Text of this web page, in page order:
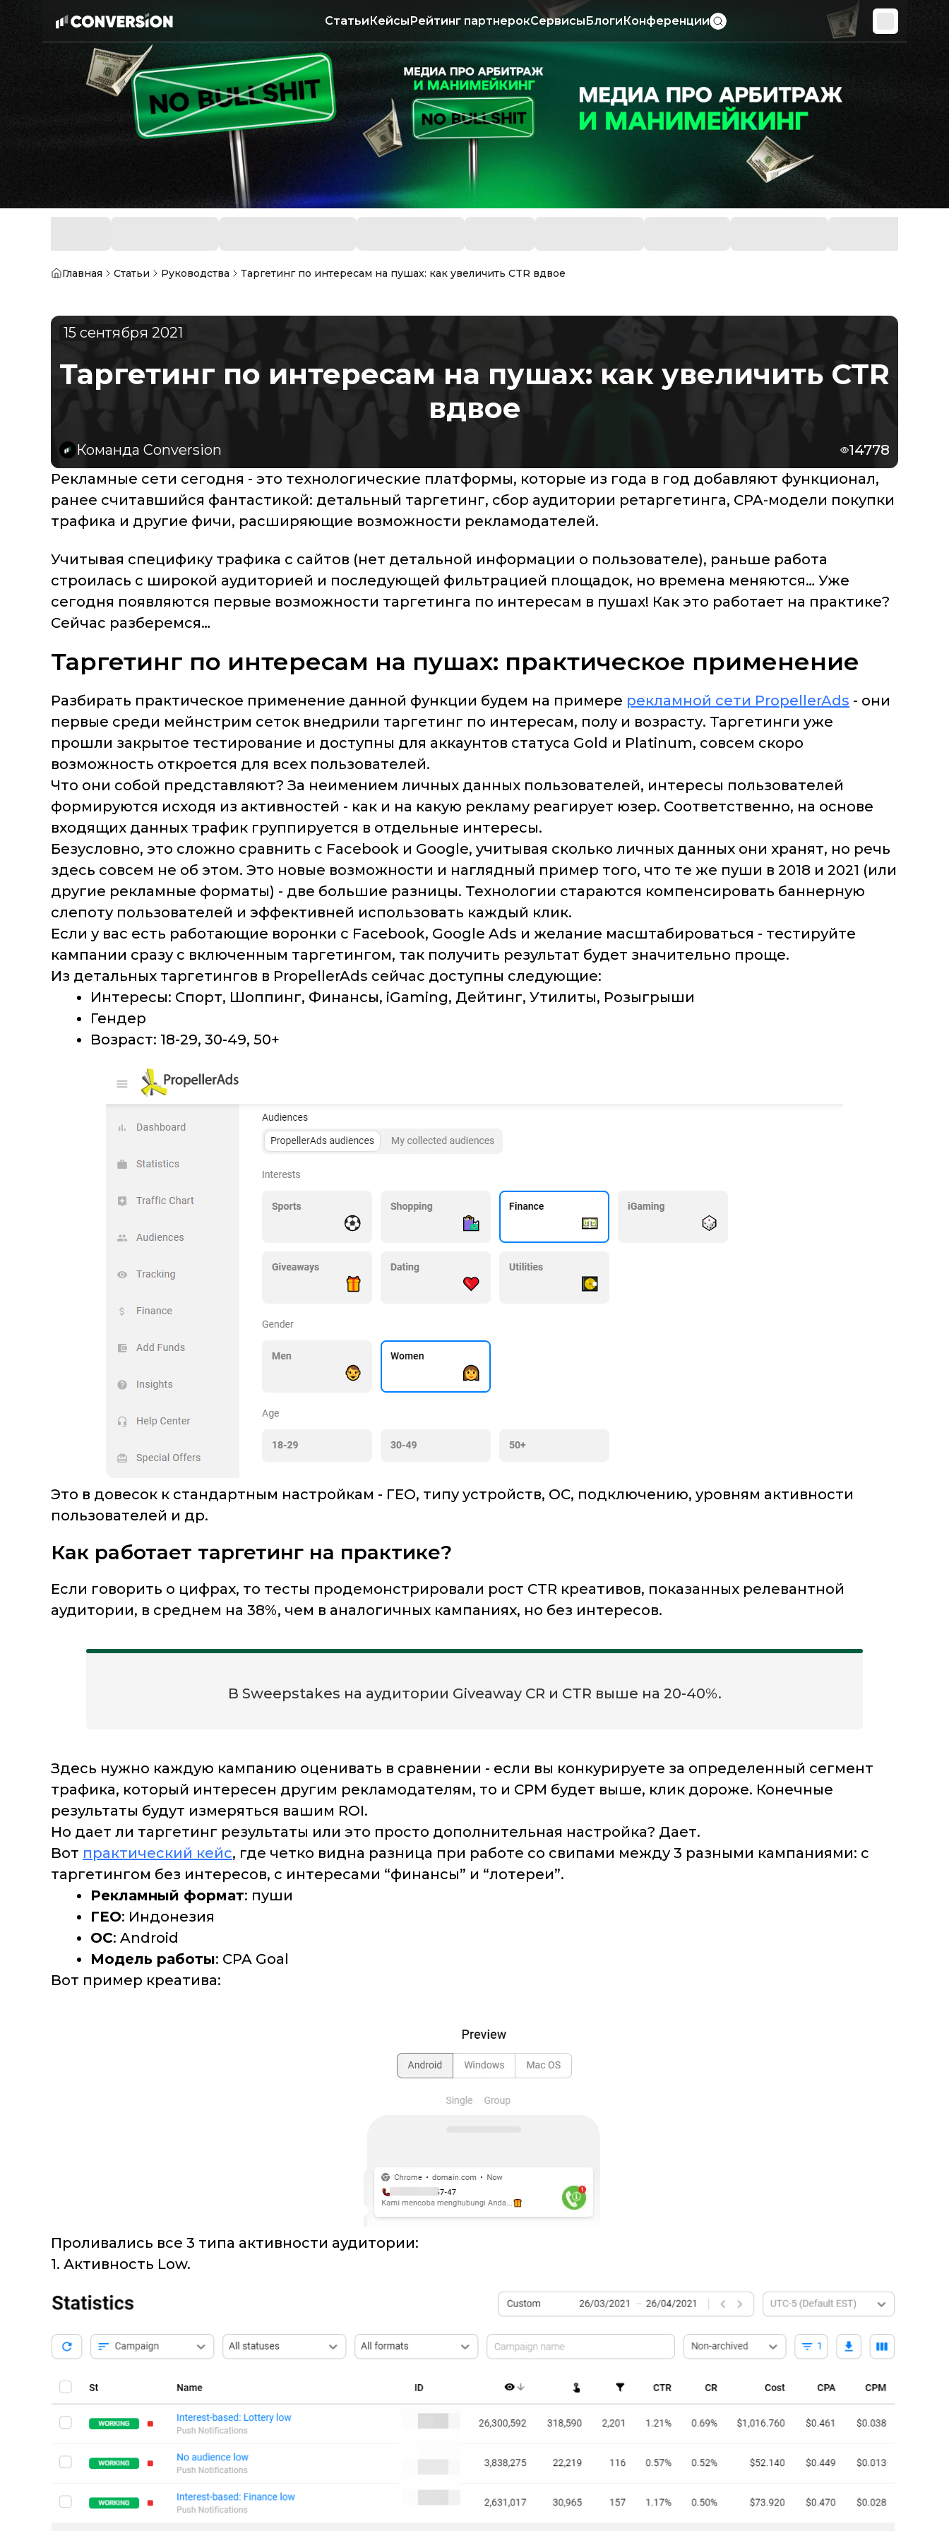
СтатьиКейсыРейтинг партнерокСервисыБлогиКонференции
Главная Статьи Руководства Таргетинг по интересам на пушах: как увеличить CTR вдвое
15 сентября 2021
Таргетинг по интересам на пушах: как увеличить CTR
вдвое
Команда Conversion
14778
Рекламные сети сегодня - это технологические платформы, которые из года в год добавляют функционал,
ранее считавшийся фантастикой: детальный таргетинг, сбор аудитории ретаргетинга, CPA-модели покупки
трафика и другие фичи, расширяющие возможности рекламодателей.
Учитывая специфику трафика с сайтов (нет детальной информации о пользователе), раньше работа
строилась с широкой аудиторией и последующей фильтрацией площадок, но времена меняются… Уже
сегодня появляются первые возможности таргетинга по интересам в пушах! Как это работает на практике?
Сейчас разберемся…
Таргетинг по интересам на пушах: практическое применение
Разбирать практическое применение данной функции будем на примере рекламной сети PropellerAds - они
первые среди мейнстрим сеток внедрили таргетинг по интересам, полу и возрасту. Таргетинги уже
прошли закрытое тестирование и доступны для аккаунтов статуса Gold и Platinum, совсем скоро
возможность откроется для всех пользователей.
Что они собой представляют? За неимением личных данных пользователей, интересы пользователей
формируются исходя из активностей - как и на какую рекламу реагирует юзер. Соответственно, на основе
входящих данных трафик группируется в отдельные интересы.
Безусловно, это сложно сравнить с Facebook и Google, учитывая сколько личных данных они хранят, но речь
здесь совсем не об этом. Это новые возможности и наглядный пример того, что те же пуши в 2018 и 2021 (или
другие рекламные форматы) - две большие разницы. Технологии стараются компенсировать баннерную
слепоту пользователей и эффективней использовать каждый клик.
Если у вас есть работающие воронки с Facebook, Google Ads и желание масштабироваться - тестируйте
кампании сразу с включенным таргетингом, так получить результат будет значительно проще.
Из детальных таргетингов в PropellerAds сейчас доступны следующие:
Интересы: Спорт, Шоппинг, Финансы, iGaming, Дейтинг, Утилиты, Розыгрыши
Гендер
Возраст: 18-29, 30-49, 50+
Это в довесок к стандартным настройкам - ГЕО, типу устройств, ОС, подключению, уровням активности
пользователей и др.
Как работает таргетинг на практике?
Если говорить о цифрах, то тесты продемонстрировали рост CTR креативов, показанных релевантной
аудитории, в среднем на 38%, чем в аналогичных кампаниях, но без интересов.
В Sweepstakes на аудитории Giveaway CR и CTR выше на 20-40%.
Здесь нужно каждую кампанию оценивать в сравнении - если вы конкурируете за определенный сегмент
трафика, который интересен другим рекламодателям, то и CPM будет выше, клик дороже. Конечные
результаты будут измеряться вашим ROI.
Но дает ли таргетинг результаты или это просто дополнительная настройка? Дает.
Вот практический кейс, где четко видна разница при работе со свипами между 3 разными кампаниями: с
таргетингом без интересов, с интересами “финансы” и “лотереи”.
Рекламный формат: пуши
ГЕО: Индонезия
ОС: Android
Модель работы: CPA Goal
Вот пример креатива:
Проливались все 3 типа активности аудитории:
1. Активность Low.